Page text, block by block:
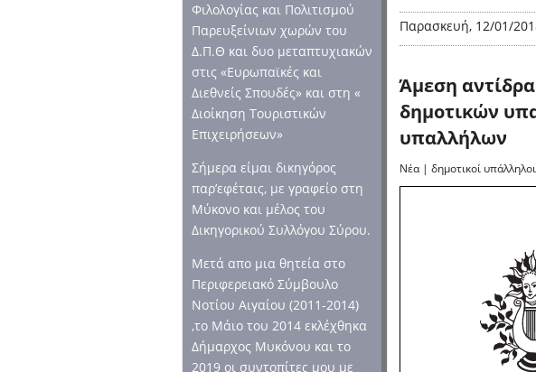
Φιλολογίας και Πολιτισμού
Παρευξείνιων χωρών του
Δ.Π.Θ και δυο μεταπτυχιακών
στις «Ευρωπαϊκές και
Διεθνείς Σπουδές» και στη «
Διοίκηση Τουριστικών
Επιχειρήσεων»
Σήμερα είμαι δικηγόρος
παρ’εφέταις, με γραφείο στη
Μύκονο και μέλος του
Δικηγορικού Συλλόγου Σύρου.
Μετά απο μια θητεία στο
Περιφερειακό Σύμβουλο
Νοτίου Αιγαίου (2011-2014)
,το Μάιο του 2014 εκλέχθηκα
Δήμαρχος Μυκόνου και το
2019 οι συντοπίτες μου με
Παρασκευή, 12/01/
Άμεση
δημοτικών
υπαλλήλων
Νέα| δημοτικοί υπάλληλοι